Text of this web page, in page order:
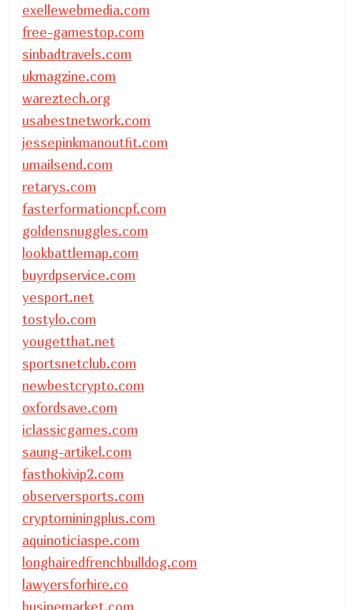
exellewebmedia.com
free-gamestop.com
sinbadtravels.com
ukmagzine.com
wareztech.org
usabestnetwork.com
jessepinkmanoutfit.com
umailsend.com
retarys.com
fasterformationcpf.com
goldensnuggles.com
lookbattlemap.com
buyrdpservice.com
yesport.net
tostylo.com
yougetthat.net
sportsnetclub.com
newbestcrypto.com
oxfordsave.com
iclassicgames.com
saung-artikel.com
fasthokivip2.com
observersports.com
cryptominingplus.com
aquinoticiaspe.com
longhairedfrenchbulldog.com
lawyersforhire.co
businemarket.com